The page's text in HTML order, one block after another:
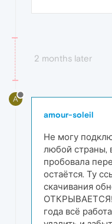
2 months later
A
amour-soleil
Не могу
любой страны,
пробовала
остаётся. Ту
скачивания
ОТКРЫВАЕТСЯ!
года всё